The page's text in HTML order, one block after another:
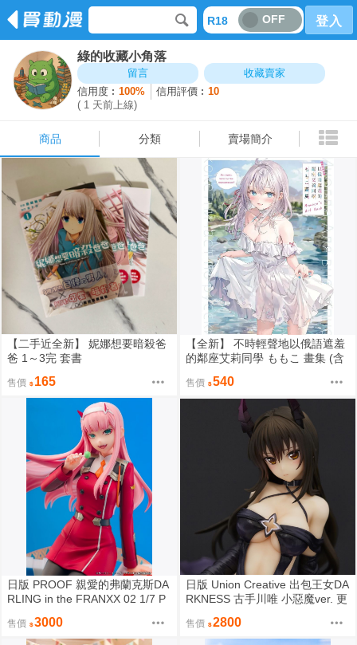
R18 OFF 登入
綠的收藏小角落
留言
收藏賣家
信用度︰100% 信用評價︰10
( 1 天前上線)
商品 分類 賣場簡介
【二手近全新】 妮娜想要暗殺爸
爸 1～3完 套書
售價 165
【全新】 不時輕聲地以俄語遮羞
的鄰座艾莉同學 ももこ 畫集 (含
售價 540
日版 PROOF 親愛的弗蘭克斯DA
RLING in the FRANXX 02 1/7 P
售價 3000
日版 Union Creative 出包王女DA
RKNESS 古手川唯 小惡魔ver. 更
售價 2800
商品 分類